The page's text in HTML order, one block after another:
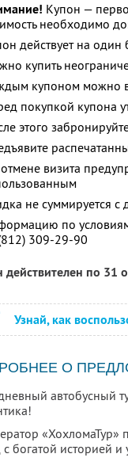
Купон —
необходимо
действует на один
купить
купоном можно
покупкой купона
этого
визита
не суммируется
по
309-29-90
действителен по 31
Узнай, как
О
автобусный
с богатой историей